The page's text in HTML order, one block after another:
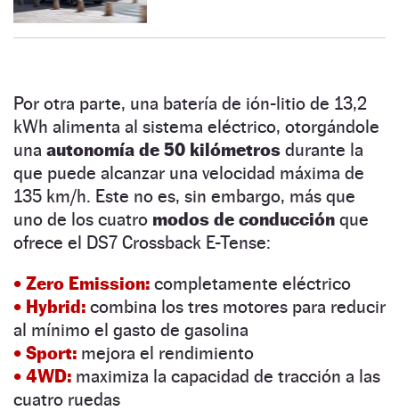
Por otra parte, una batería de ión-litio de 13,2
kWh alimenta al sistema eléctrico, otorgándole
una autonomía de 50 kilómetros durante la
que puede alcanzar una velocidad máxima de
135 km/h. Este no es, sin embargo, más que
uno de los cuatro modos de conducción que
ofrece el DS7 Crossback E-Tense:
• Zero Emission: completamente eléctrico
• Hybrid: combina los tres motores para reducir
al mínimo el gasto de gasolina
• Sport: mejora el rendimiento
• 4WD: maximiza la capacidad de tracción a las
cuatro ruedas